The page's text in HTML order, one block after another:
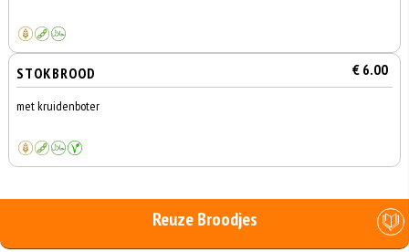
STOKBROOD € 6.00
met kruidenboter
Reuze Broodjes